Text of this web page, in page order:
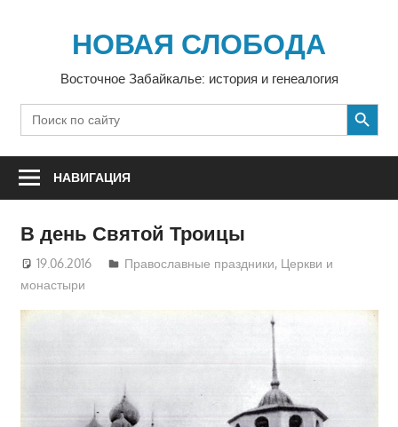
содержимомуНОВАЯ СЛОБОДА
Восточное Забайкалье: история и генеалогия
Search
for:
SEARCH BUTTON
НАВИГАЦИЯ
В день Святой Троицы
19.06.2016 Екатерина Аникина
Православные праздники, Церкви и
монастыри